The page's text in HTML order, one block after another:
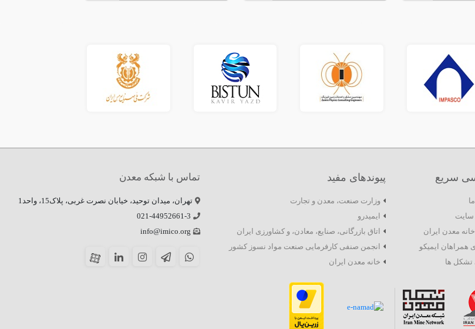
سریع
سایت
خانه معدن ایران
همراهان ایمیکو
تشکل ها
پیوندهای مفید
وزارت صنعت، معدن و تجارت
ایمیدرو
اتاق بازرگانی، صنایع، معادن، و کشاورزی ایران
انجمن صنفی کارفرمایی صنعت مواد نسوز کشور
خانه معدن ایران
تماس با شبکه معدن
تهران، میدان توحید، خیابان نصرت غربی، پلاک15، واحد1
021-44952661-3
info@imico.org